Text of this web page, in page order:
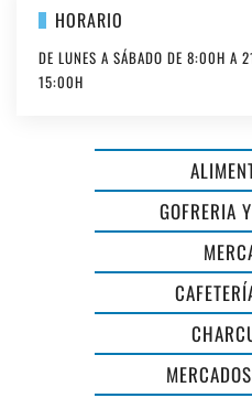
HORARIO
DE LUNES A SÁBADO DE 8:00H A
15:00H
GOFRERIA